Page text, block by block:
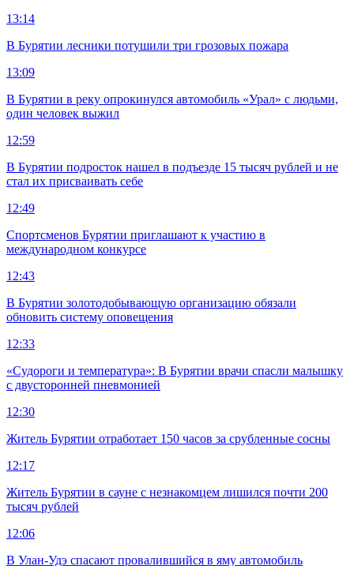
13:14
В Бурятии лесники потушили три грозовых пожара
13:09
В Бурятии в реку опрокинулся автомобиль «Урал» с людьми,
один человек выжил
12:59
В Бурятии подросток нашел в подъезде 15 тысяч рублей и не
стал их присваивать себе
12:49
Спортсменов Бурятии приглашают к участию в
международном конкурсе
12:43
В Бурятии золотодобывающую организацию обязали
обновить систему оповещения
12:33
«Судороги и температура»: В Бурятии врачи спасли малышку
с двусторонней пневмонией
12:30
Житель Бурятии отработает 150 часов за срубленные сосны
12:17
Житель Бурятии в сауне с незнакомцем лишился почти 200
тысяч рублей
12:06
В Улан-Удэ спасают провалившийся в яму автомобиль